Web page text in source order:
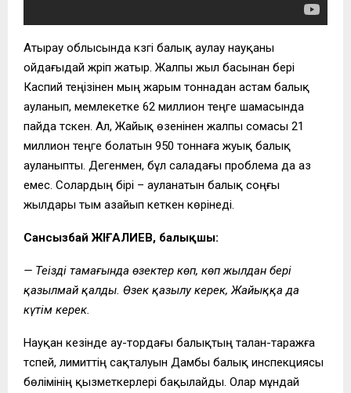
Атырау облысында күзгі балық аулау науқаны
ойдағыдай жүріп жатыр. Жалпы жыл басынан бері
Каспий теңізінен мың жарым тоннадан астам балық
ауланып, мемлекетке 62 миллион теңге шамасында
пайда түскен. Ал, Жайық өзенінен жалпы сомасы 21
миллион теңге болатын 950 тоннаға жуық балық
ауланыпты. Дегенмен, бұл саладағы проблема да аз
емес. Солардың бірі – ауланатын балық соңғы
жылдары тым азайып кеткен көрінеді.
Сансызбай ӘЖІҒАЛИЕВ, балықшы:
— Теңіздің тамағында өзектер көп, көп жылдан бері
қазылмай қалды. Өзек қазылу керек, Жайыққа да
күтім керек.
Науқан кезінде ау-тордағы балықтың талан-таражға
түспей, лимиттің сақталуын Дамбы балық инспекциясы
бөлімінің қызметкерлері бақылайды. Олар мұндай